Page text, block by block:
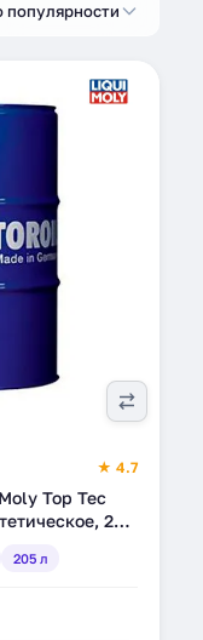
популярности
★ 4.7
Top Tec
205
205 л